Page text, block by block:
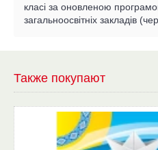
класі за оновленою
загальноосвітніх закладів
Также покупают